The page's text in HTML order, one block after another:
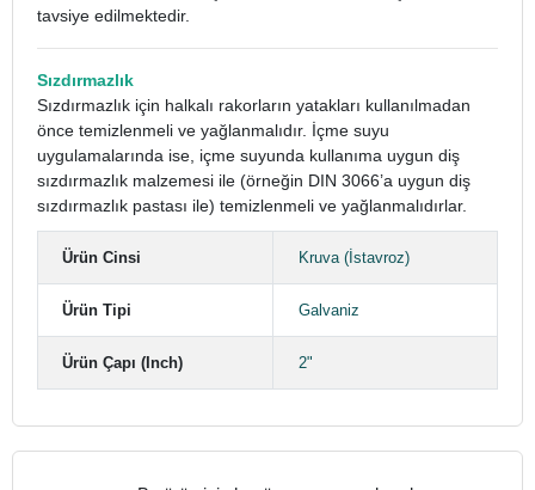
tavsiye edilmektedir.
Sızdırmazlık
Sızdırmazlık için halkalı rakorların yatakları kullanılmadan
önce temizlenmeli ve yağlanmalıdır. İçme suyu
uygulamalarında ise, içme suyunda kullanıma uygun diş
sızdırmazlık malzemesi ile (örneğin DIN 3066’a uygun diş
sızdırmazlık pastası ile) temizlenmeli ve yağlanmalıdırlar.
Ürün Cinsi Kruva (İstavroz)
Ürün Tipi Galvaniz
Ürün Çapı (Inch) 2"